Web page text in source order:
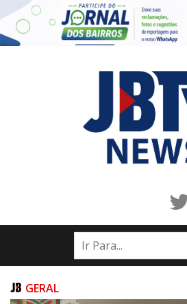
INÍCIO
NOTÍCIAS
GERAL